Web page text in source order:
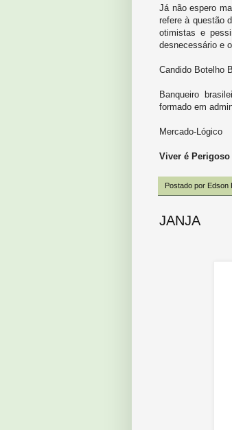
Já não espero
refere à questão
otimistas e
desnecessário e
Candido Botelho
Banqueiro
formado em
Mercado-Lógico
Viver é Perigoso
Postado por Edson
JANJA